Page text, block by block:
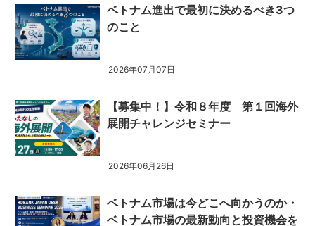
ベトナム進出で最初に決めるべき3つ
のこと
2026年07月07日
【募集中！】令和８年度 第１回海外
展開チャレンジセミナー
2026年06月26日
ベトナム市場は今どこへ向かうのか・
ベトナム市場の最新動向と投資機会を